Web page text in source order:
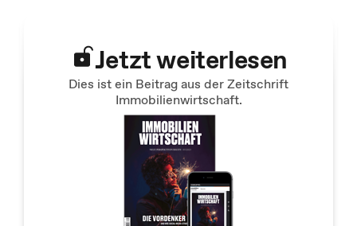
Jetzt weiterlesen
Dies ist ein Beitrag aus der Zeitschrift
Immobilienwirtschaft.